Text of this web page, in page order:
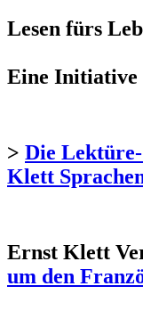
Lesen fürs
Eine Initiative
> Die
Klett
Ernst Klett
um den